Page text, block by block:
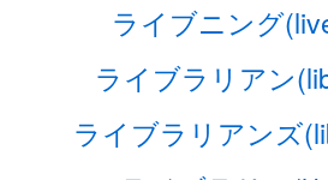
ライブニング
ライブラリアン
ライブラリアンズ